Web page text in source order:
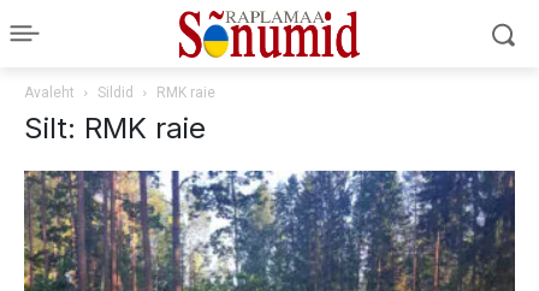
Avaleht Sildid RMK raie
Silt: RMK raie